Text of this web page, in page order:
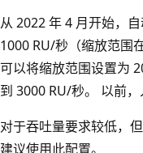
从 2022 年 4 月开始，
1000 RU/秒（缩放范围
可以将缩放范围设置为
到 3000 RU/秒。 以前，
对于吞吐量要求较低，
建议使用此配置。